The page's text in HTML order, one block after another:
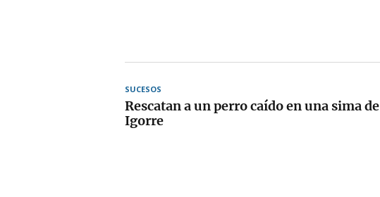
SUCESOS
Rescatan a un perro caído en una sima de
Igorre